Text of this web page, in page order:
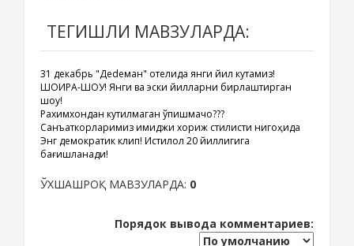
ТЕГИШЛИ МАВЗУЛАРДА:
31 декабрь "Деdеман" отелида янги йил кутамиз!
ШОИРА-ШОУ! Янги ва эски йилларни бирлаштирган
шоу!
Рахимхондан кутилмаган ўпишмачоқ???
Санъаткорларимиз имиджи хориж стилисти нигоҳида
Энг демократик клип! Истиқлол 20 йиллигига
бағишланади!
ЎХШАШРОҚ МАВЗУЛАРДА: 0
Порядок вывода комментариев: